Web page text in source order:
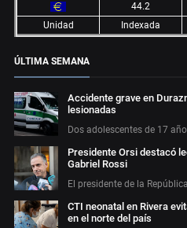
44.2
Unidad
Indexada
ÚLTIMA SEMANA
Accidente grave en
lesionadas
Dos adolescentes de 17
Presidente Orsi destacó
Gabriel Rossi
El presidente de la
CTI neonatal en Rivera
en el norte del país